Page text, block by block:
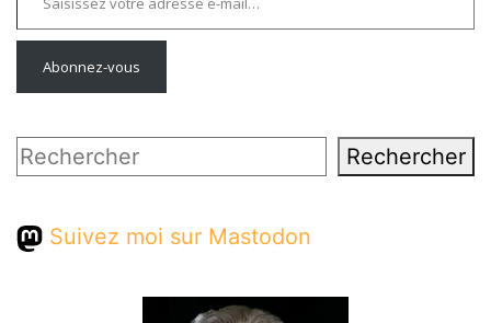
Abonnez-vous
Rechercher Rechercher
Suivez moi sur Mastodon